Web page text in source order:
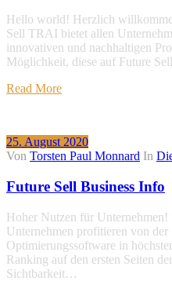
Hello world! Herzlich
Sell TRAI bietet allen
innovativen und nachhaltigen
Möglichkeit, diese auf Future
Read More
25. August 2020
Von Torsten Paul Monnard In
Future Sell Business Info
Hoher Nutzen für
Unternehmen profitieren von der
Optimierungssoftware in
Ranking auf den ersten Seiten
Sichtbarkeit…